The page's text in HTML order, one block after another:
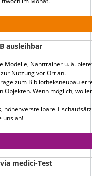
ausleihbar
Modelle, Nahttrainer u. ä.
Nutzung vor Ort an.
zum Bibliotheksneubau
Objekten. Wenn möglich,
höhenverstellbare
uns an!
medici-Test